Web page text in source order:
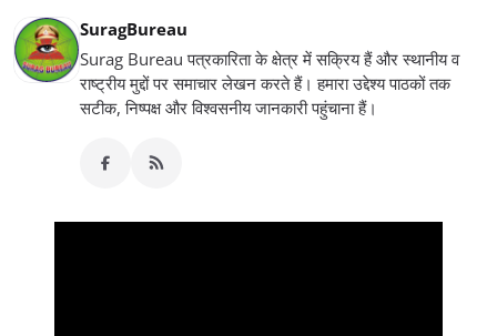
SuragBureau
Surag Bureau पत्रकारिता के क्षेत्र में सक्रिय हैं और स्थानीय व
राष्ट्रीय मुद्दों पर समाचार लेखन करते हैं। हमारा उद्देश्य पाठकों तक
सटीक, निष्पक्ष और विश्वसनीय जानकारी पहुंचाना हैं।